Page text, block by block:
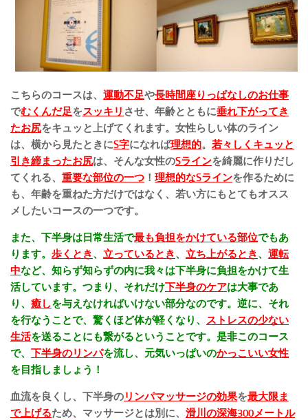
こちらのコースは、 運動不足や長時間座りっぱなしのお仕事
でむくんだ足をスッキリ させ、年齢とともに垂れ下がってき
たお尻をキュッと上げてくれます。女性らしい体のライン
は、横から見たときにS字になれば理想的。 若々しくキュッと
引き締まったお尻は、そんな女性のSラインを綺麗に作りだし
てくれる、 重要な部位の一つ ！ 理想的なSラインを作るために
も、年齢を重ねた方だけではなく、若い方にもとてもオスス
メしたいコースの一つです。
また、下半身は日常生活で最も負担をかけている部位でもあ
ります。 歩くとき、 立っているとき、 立ち上がるとき、 運転
中など、知らず知らずの内に我々は下半身に負担をかけて生
活しています。つまり、それだけ下半身のケアは大事であ
り、 癒しを与えなければいけない部分なのです。逆に、それ
を行なうことで、驚くほど体が軽くなり、 ストレスの少ない
生活を送ることにも繋がるということです。是非このコース
で、 下半身のリンパを流し、元気いっぱいのかっこいい女性
を目指しましょう！
血流を良くし、下半身のリンパマッサージの効果を最大限ま
で上げるため、マッサージとは別に、 滑川の深海300メートル